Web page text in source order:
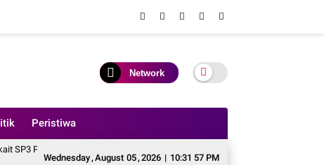
Network
Peristiwa
Wednesday,August 05,2026 | 10:31 59 PM
Kasus Dugaan Korupsi di DPUPR Tebo Rp 2,1 M